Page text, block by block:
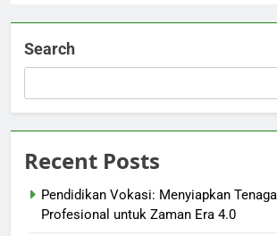
Search
Recent Posts
Pendidikan Vokasi: Menyiapkan
Profesional untuk Zaman Era 4.0